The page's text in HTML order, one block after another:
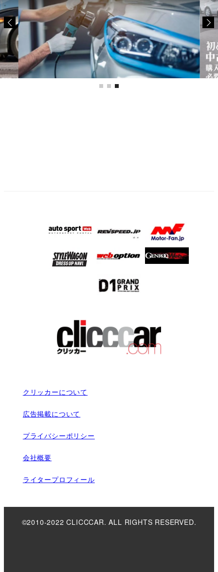
クリッカーについて
広告掲載について
プライバシーポリシー
会社概要
ライタープロフィール
©2010-2022 CLICCCAR. ALL RIGHTS RESERVED.